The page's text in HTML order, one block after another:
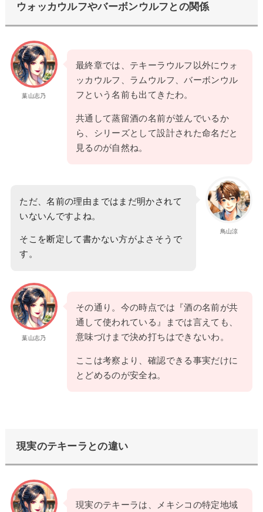
ウォッカウルフやバーボンウルフとの関係
葉山志乃
最終章では、テキーラウルフ以外にウォ
ッカウルフ、ラムウルフ、バーボンウル
フという名前も出てきたわ。
共通して蒸留酒の名前が並んでいるか
ら、シリーズとして設計された命名だと
見るのが自然ね。
鳥山涼
ただ、名前の理由まではまだ明かされて
いないんですよね。
そこを断定して書かない方がよさそうで
す。
葉山志乃
その通り。今の時点では『酒の名前が共
通して使われている』までは言えても、
意味づけまで決め打ちはできないわ。
ここは考察より、確認できる事実だけに
とどめるのが安全ね。
現実のテキーラとの違い
現実のテキーラは、メキシコの特定地域